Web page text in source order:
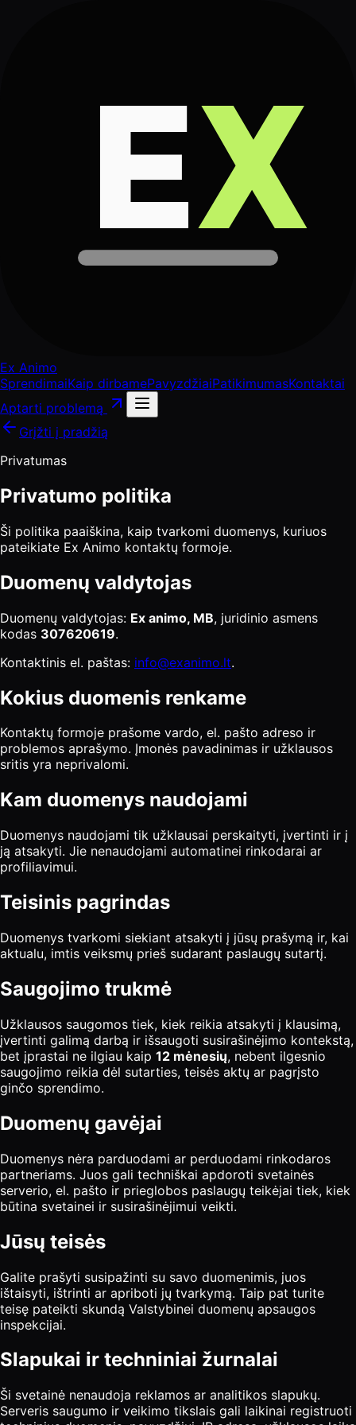
Ex Animo
SprendimaiKaip dirbamePavyzdžiaiPatikimumasKontaktai
Aptarti problemą
Grįžti į pradžią
Privatumas
Privatumo politika
Ši politika paaiškina, kaip tvarkomi duomenys, kuriuos
pateikiate Ex Animo kontaktų formoje.
Duomenų valdytojas
Duomenų valdytojas: Ex animo, MB, juridinio asmens
kodas 307620619.
Kontaktinis el. paštas: info@exanimo.lt.
Kokius duomenis renkame
Kontaktų formoje prašome vardo, el. pašto adreso ir
problemos aprašymo. Įmonės pavadinimas ir užklausos
sritis yra neprivalomi.
Kam duomenys naudojami
Duomenys naudojami tik užklausai perskaityti, įvertinti ir į
ją atsakyti. Jie nenaudojami automatinei rinkodarai ar
profiliavimui.
Teisinis pagrindas
Duomenys tvarkomi siekiant atsakyti į jūsų prašymą ir, kai
aktualu, imtis veiksmų prieš sudarant paslaugų sutartį.
Saugojimo trukmė
Užklausos saugomos tiek, kiek reikia atsakyti į klausimą,
įvertinti galimą darbą ir išsaugoti susirašinėjimo kontekstą,
bet įprastai ne ilgiau kaip 12 mėnesių, nebent ilgesnio
saugojimo reikia dėl sutarties, teisės aktų ar pagrįsto
ginčo sprendimo.
Duomenų gavėjai
Duomenys nėra parduodami ar perduodami rinkodaros
partneriams. Juos gali techniškai apdoroti svetainės
serverio, el. pašto ir prieglobos paslaugų teikėjai tiek, kiek
būtina svetainei ir susirašinėjimui veikti.
Jūsų teisės
Galite prašyti susipažinti su savo duomenimis, juos
ištaisyti, ištrinti ar apriboti jų tvarkymą. Taip pat turite
teisę pateikti skundą Valstybinei duomenų apsaugos
inspekcijai.
Slapukai ir techniniai žurnalai
Ši svetainė nenaudoja reklamos ar analitikos slapukų.
Serveris saugumo ir veikimo tikslais gali laikinai registruoti